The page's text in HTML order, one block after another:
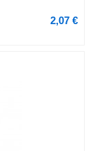
2,07 €